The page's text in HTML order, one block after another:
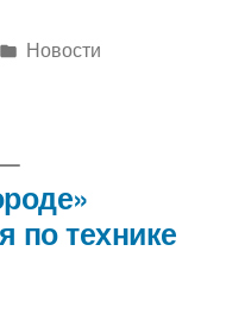
Написано
Новости
Следующая
запись:
по технике